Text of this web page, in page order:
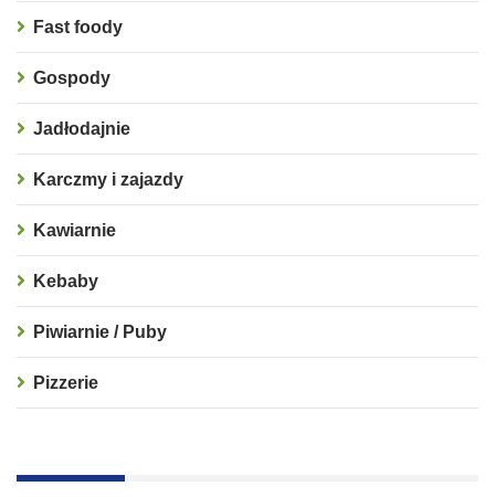
Fast foody
Gospody
Jadłodajnie
Karczmy i zajazdy
Kawiarnie
Kebaby
Piwiarnie / Puby
Pizzerie